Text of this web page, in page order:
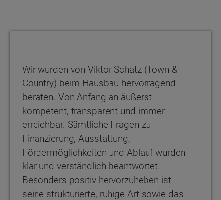
Wir wurden von Viktor Schatz (Town &
Country) beim Hausbau hervorragend
beraten. Von Anfang an äußerst
kompetent, transparent und immer
erreichbar. Sämtliche Fragen zu
Finanzierung, Ausstattung,
Fördermöglichkeiten und Ablauf wurden
klar und verständlich beantwortet.
Besonders positiv hervorzuheben ist
seine strukturierte, ruhige Art sowie das